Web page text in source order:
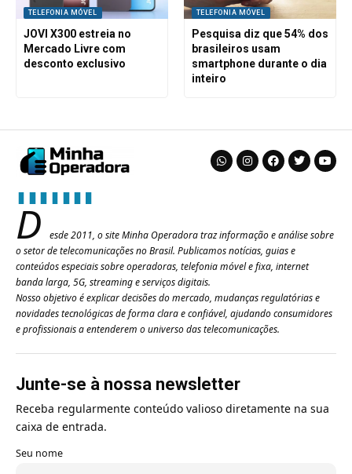
TELEFONIA MÓVEL
JOVI X300 estreia no
Mercado Livre com
desconto exclusivo
TELEFONIA MÓVEL
Pesquisa diz que 54% dos
brasileiros usam
smartphone durante o dia
inteiro
D
esde 2011, o site Minha Operadora traz informação e análise sobre
o setor de telecomunicações no Brasil. Publicamos notícias, guias e
conteúdos especiais sobre operadoras, telefonia móvel e fixa, internet
banda larga, 5G, streaming e serviços digitais.
Nosso objetivo é explicar decisões do mercado, mudanças regulatórias e
novidades tecnológicas de forma clara e confiável, ajudando consumidores
e profissionais a entenderem o universo das telecomunicações.
Junte-se à nossa newsletter
Receba regularmente conteúdo valioso diretamente na sua
caixa de entrada.
Seu nome